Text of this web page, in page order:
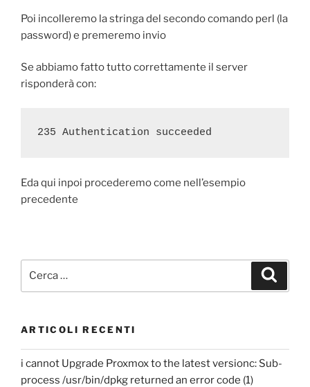
Poi incolleremo la stringa del secondo comando perl (la
password) e premeremo invio
Se abbiamo fatto tutto correttamente il server
risponderà con:
235 Authentication succeeded
Eda qui inpoi procederemo come nell’esempio
precedente
ARTICOLI RECENTI
i cannot Upgrade Proxmox to the latest versionc: Sub-
process /usr/bin/dpkg returned an error code (1)